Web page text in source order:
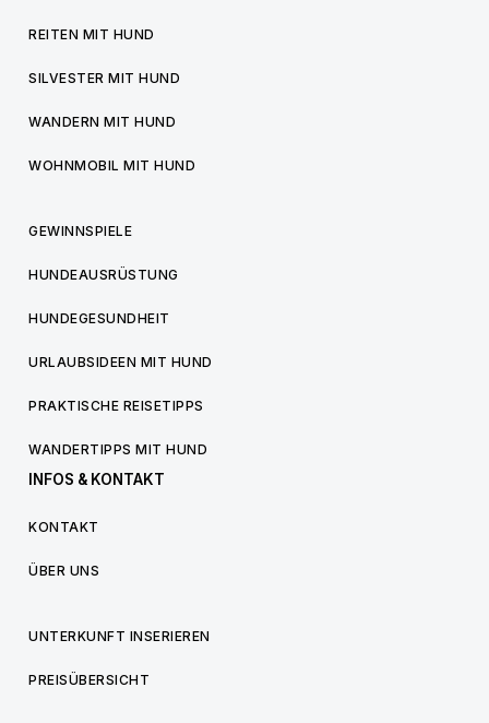
REITEN MIT HUND
SILVESTER MIT HUND
WANDERN MIT HUND
WOHNMOBIL MIT HUND
GEWINNSPIELE
HUNDEAUSRÜSTUNG
HUNDEGESUNDHEIT
URLAUBSIDEEN MIT HUND
PRAKTISCHE REISETIPPS
WANDERTIPPS MIT HUND
INFOS & KONTAKT
KONTAKT
ÜBER UNS
UNTERKUNFT INSERIEREN
PREISÜBERSICHT